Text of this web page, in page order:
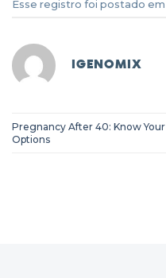
Esse registro foi postado em
IGENOMIX
Pregnancy After 40: Know Your
Options